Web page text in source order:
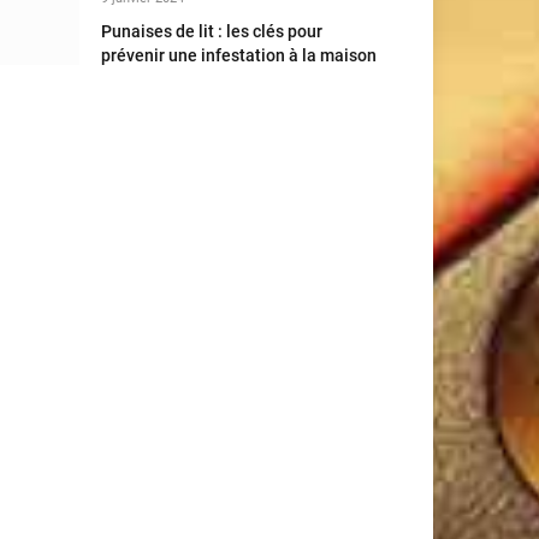
Punaises de lit : les clés pour
prévenir une infestation à la maison